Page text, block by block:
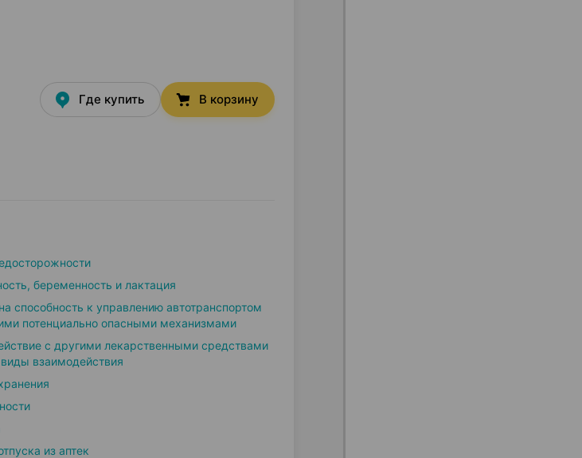
Где купить В корзину
беременность и лактация
способность к управлению автотранспортом
потенциально опасными механизмами
с другими лекарственными средствами
взаимодействия
из аптек